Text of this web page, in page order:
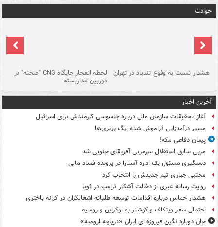
حوادث
هشدار نسبت به وفوع تندباد در تهران لحظه انفجار جایگاه CNG "صحنه" در
دوربین مداربسته
آخرین اخبار
آغاز تحقیقات سازمان ملل درباره جاسوسی کارمندش برای اسرائیل
مسیر درآمدزایی فراموش شده لیگ برتری‌ها
پیمان دفاعی مکه!
مربی سابق استقلال سرمربی آفریقای جنوبی شد
دستگیری مسئول یک اداره آستارا در پرونده فساد مالی
مجتبی جباری تیم جدیدش را انتخاب کرد
روایت رسانه عبری از دخالت آشکار ترامپ در کوبا
هشدار حماس درباره اقدامات توسعه طلبانه اشغالگران در کرانه باختری
احتمال سفر ویتکاف و کوشنر به اوکراین و روسیه
جان دوباره نگین فیروزه ای ایران «دریاچه ارومیه»